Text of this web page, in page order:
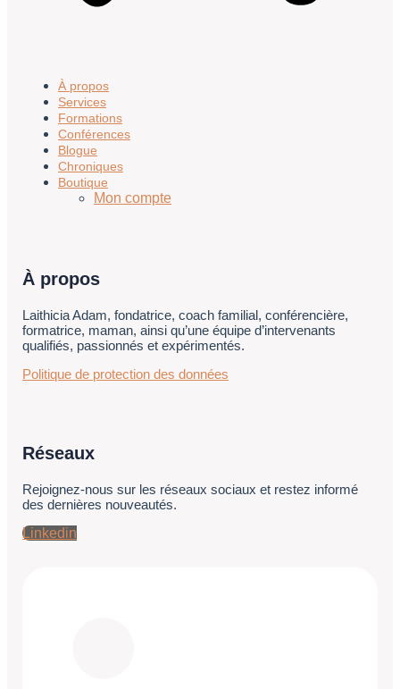
À propos
Services
Formations
Conférences
Blogue
Chroniques
Boutique
Mon compte
À propos
Laithicia Adam, fondatrice, coach familial, conférencière,
formatrice, maman, ainsi qu’une équipe d’intervenants
qualifiés, passionnés et expérimentés.
Politique de protection des données
Réseaux
Rejoignez-nous sur les réseaux sociaux et restez informé
des dernières nouveautés.
Linkedin